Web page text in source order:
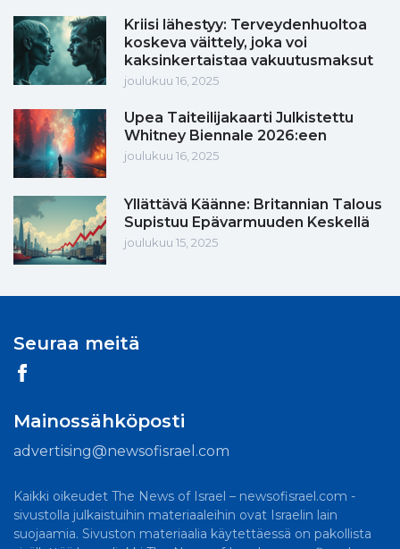
Kriisi lähestyy: Terveydenhuoltoa
koskeva väittely, joka voi
kaksinkertaistaa vakuutusmaksut
joulukuu 16, 2025
Upea Taiteilijakaarti Julkistettu
Whitney Biennale 2026:een
joulukuu 16, 2025
Yllättävä Käänne: Britannian Talous
Supistuu Epävarmuuden Keskellä
joulukuu 15, 2025
Seuraa meitä
Mainossähköposti
advertising@newsofisrael.com
Kaikki oikeudet The News of Israel – newsofisrael.com -
sivustolla julkaistuihin materiaaleihin ovat Israelin lain
suojaamia. Sivuston materiaalia käytettäessä on pakollista